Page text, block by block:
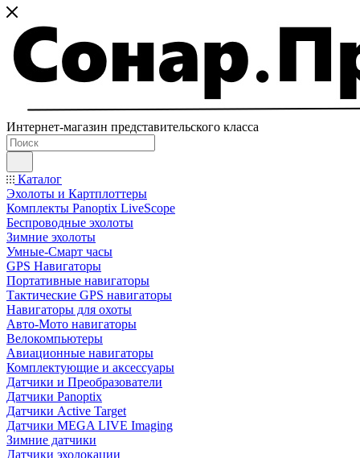
Интернет-магазин представительского класса
Каталог
Эхолоты и Картплоттеры
Комплекты Panoptix LiveScope
Беспроводные эхолоты
Зимние эхолоты
Умные-Смарт часы
GPS Навигаторы
Портативные навигаторы
Тактические GPS навигаторы
Навигаторы для охоты
Авто-Мото навигаторы
Велокомпьютеры
Авиационные навигаторы
Комплектующие и аксессуары
Датчики и Преобразователи
Датчики Panoptix
Датчики Active Target
Датчики MEGA LIVE Imaging
Зимние датчики
Датчики эхолокации